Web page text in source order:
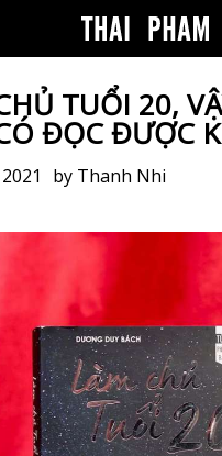
TUỔI 20,
ĐỌC ĐƯỢC
by Thanh Nhi